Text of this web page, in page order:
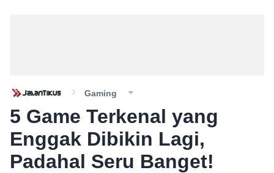
Gaming
5 Game Terkenal yang
Enggak Dibikin Lagi,
Padahal Seru Banget!